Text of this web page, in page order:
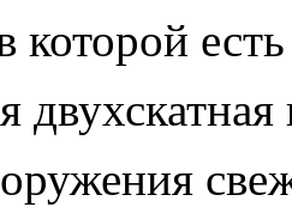
которой